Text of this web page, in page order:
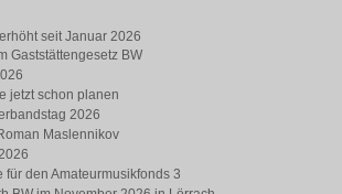
seit Januar 2026
Gaststättengesetz BW
jetzt schon planen
2026
Maslennikov
für den Amateurmusikfonds 3